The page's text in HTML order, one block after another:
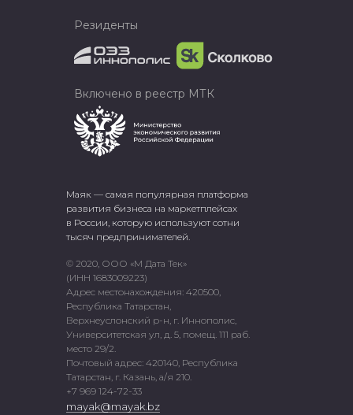
Маяк — самая популярная платформа
развития бизнеса на маркетплейсах
в России, которую используют сотни
тысяч предпринимателей.
© 2020, ООО «М Дата Тек»
(ИНН 1683009223)
Адрес местонахождения: 420500,
Республика Татарстан,
Верхнеуслонский р-н, г. Иннополис,
Университетская ул, д. 5, помещ. 111 раб.
место 29/2.
Почтовый адрес: 420140, Республика
Татарстан, г. Казань, а/я 210.
+7 969 124-72-33
mayak@mayak.bz
Резиденты
Включено в реестр МТК